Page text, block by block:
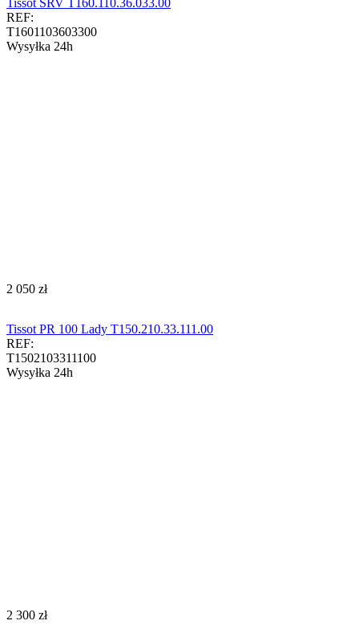
Tissot SRV T160.110.36.033.00
REF:
T1601103603300
Wysyłka 24h
‍2 050‍ zł
Tissot PR 100 Lady T150.210.33.111.00
REF:
T1502103311100
Wysyłka 24h
‍2 300‍ zł